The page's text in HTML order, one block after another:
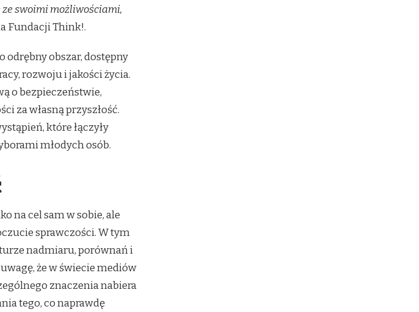
ze swoimi możliwościami,
Fundacji Think!.
odrębny obszar, dostępny
rozwoju i jakości życia.
o bezpieczeństwie,
za własną przyszłość.
które łączyły
młodych osób.
na cel sam w sobie, ale
sprawczości. W tym
nadmiaru, porównań i
że w świecie mediów
znaczenia nabiera
tego, co naprawdę